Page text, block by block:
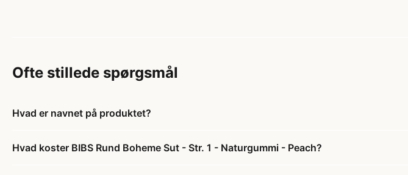
Ofte stillede spørgsmål
Hvad er navnet på produktet?
Hvad koster BIBS Rund Boheme Sut - Str. 1 - Naturgummi - Peach?